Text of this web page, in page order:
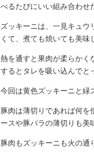
べるたびにいい組み合わせ
ズッキーニは、一見キュウ
くて、煮ても焼いても美味
熱を通すと果肉が柔らかく
するとタレを吸い込んでと
今回は黄色ズッキーニと緑
豚肉は薄切りであれば何を
ースや豚バラの薄切りも美
豚肉もズッキーニも火の通